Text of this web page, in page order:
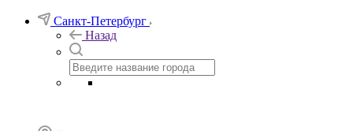
Санкт-Петербург
Назад